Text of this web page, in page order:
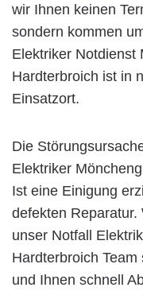
wir Ihnen keinen
sondern kommen
Elektriker Notdienst
Hardterbroich ist in
Einsatzort.
Die
Elektriker
Ist eine Einigung
defekten
unser Notfall
Hardterbroich
und Ihnen schnell